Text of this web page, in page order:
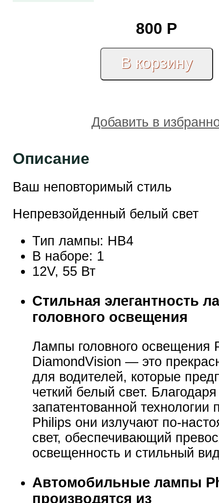
800 Р
Добавить в
Описание
Ваш неповторимый стиль
Непревзойденный белый свет
Тип лампы: HB4
В наборе: 1
12V, 55 Вт
Стильная элегантность
головного освещения
Лампы головного освещения
DiamondVision — это
для водителей, которые
четкий белый свет. Благодаря
запатентованной технологии
Philips они излучают по-
свет, обеспечивающий
освещенность и стильный
Автомобильные лампы
производятся из